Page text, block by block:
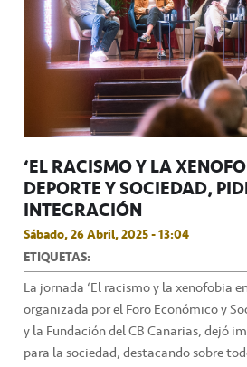
‘EL RACISMO Y LA
DEPORTE Y SOCIEDAD’
INTEGRACIÓN
Sábado, 26 Abril, 2025 - 13:04
ETIQUETAS:
La jornada ‘El racismo y la xenofobia
organizada por el Foro Económico y
y la Fundación del CB Canarias, dejó
para la sociedad, destacando sobre